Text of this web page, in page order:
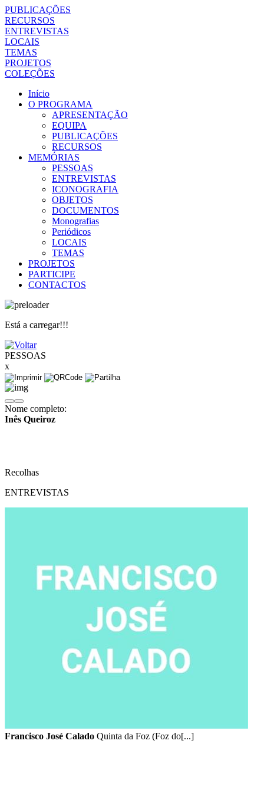
PUBLICAÇÕES
RECURSOS
ENTREVISTAS
LOCAIS
TEMAS
PROJETOS
COLEÇÕES
Início
O PROGRAMA
APRESENTAÇÃO
EQUIPA
PUBLICAÇÕES
RECURSOS
MEMÓRIAS
PESSOAS
ENTREVISTAS
ICONOGRAFIA
OBJETOS
DOCUMENTOS
Monografias
Periódicos
LOCAIS
TEMAS
PROJETOS
PARTICIPE
CONTACTOS
Está a carregar!!!
PESSOAS
x
Nome completo:
Inês Queiroz
Recolhas
ENTREVISTAS
Francisco José Calado Quinta da Foz (Foz do[...]